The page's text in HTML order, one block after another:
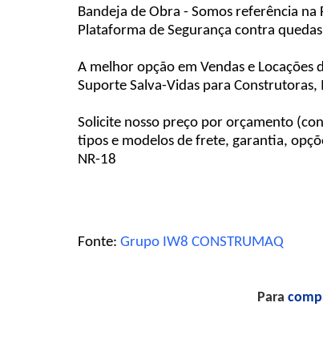
Bandeja de Obra - Somos referência
Plataforma de Segurança contra
A melhor opção em Vendas e
Suporte Salva-Vidas para
Solicite nosso preço por orçamento
tipos e modelos de frete, garantia,
NR-18
Fonte:Grupo IW8 CONSTRUMAQ
Para